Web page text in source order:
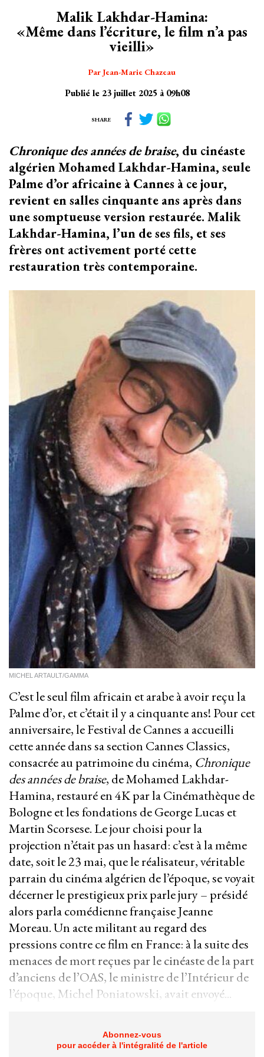
Malik Lakhdar-Hamina:
«Même dans l’écriture, le film n’a pas
vieilli»
Par Jean-Marie Chazeau
Publié le 23 juillet 2025 à 09h08
SHARE
Chronique des années de braise, du cinéaste
algérien Mohamed Lakhdar-Hamina, seule
Palme d’or africaine à Cannes à ce jour,
revient en salles cinquante ans après dans
une somptueuse version restaurée. Malik
Lakhdar-Hamina, l’un de ses fils, et ses
frères ont activement porté cette
restauration très contemporaine.
MICHEL ARTAULT/GAMMA
C’est le seul film africain et arabe à avoir reçu la
Palme d’or, et c’était il y a cinquante ans! Pour cet
anniversaire, le Festival de Cannes a accueilli
cette année dans sa section Cannes Classics,
consacrée au patrimoine du cinéma, Chronique
des années de braise, de Mohamed Lakhdar-
Hamina, restauré en 4K par la Cinémathèque de
Bologne et les fondations de George Lucas et
Martin Scorsese. Le jour choisi pour la
projection n’était pas un hasard: c’est à la même
date, soit le 23 mai, que le réalisateur, véritable
parrain du cinéma algérien de l’époque, se voyait
décerner le prestigieux prix parle jury – présidé
alors parla comédienne française Jeanne
Moreau. Un acte militant au regard des
pressions contre ce film en France: à la suite des
menaces de mort reçues par le cinéaste de la part
d’anciens de l’OAS, le ministre de l’Intérieur de
l’époque, Michel Poniatowski, avait envoyé...
Abonnez-vous
pour accéder à l'intégralité de l'article